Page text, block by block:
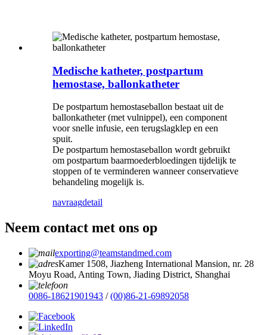
Medische katheter, postpartum
hemostase, ballonkatheter
De postpartum hemostaseballon bestaat uit de
ballonkatheter (met vulnippel), een component
voor snelle infusie, een terugslagklep en een
spuit.
De postpartum hemostaseballon wordt gebruikt
om postpartum baarmoederbloedingen tijdelijk te
stoppen of te verminderen wanneer conservatieve
behandeling mogelijk is.
navraagdetail
Neem contact met ons op
exporting@teamstandmed.com
Kamer 1508, Jiazheng International Mansion, nr. 28
Moyu Road, Anting Town, Jiading District, Shanghai
0086-18621901943 /(00)86-21-69892058